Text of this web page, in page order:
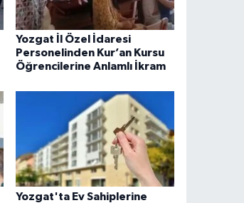
Yozgat İl Özel İdaresi
Personelinden Kur’an Kursu
Öğrencilerine Anlamlı İkram
Yozgat'ta Ev Sahiplerine